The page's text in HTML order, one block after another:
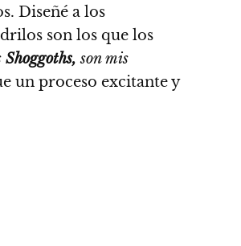
Diseñé a los
son los que los
Shoggoths, son mis
un proceso excitante y